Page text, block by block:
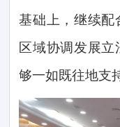
基础上，继续配
区域协调发展
够一如既往地支